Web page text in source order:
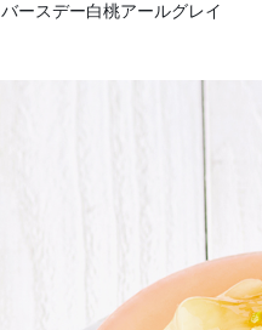
バースデー白桃アールグレイ